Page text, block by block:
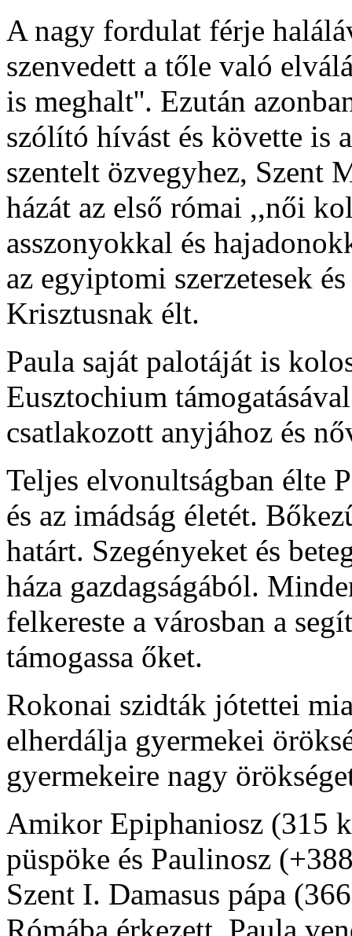
A nagy fordulat férje
szenvedett a tőle való
is meghalt''. Ezután
szólító hívást és követte is
szentelt özvegyhez, Szent
házát az első római ,,női
asszonyokkal és
az egyiptomi szerzetesek
Krisztusnak élt.
Paula saját palotáját is
Eusztochium
csatlakozott anyjához és
Teljes elvonultságban élte
és az imádság életét.
határt. Szegényeket és
háza gazdagságából.
felkereste a városban a
támogassa őket.
Rokonai szidták jótettei
elherdálja gyermekei
gyermekeire nagy
Amikor Epiphaniosz (315
püspöke és Paulinosz
Szent I. Damasus pápa